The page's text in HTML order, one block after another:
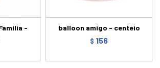
-
balloon amigo - centeio
$ 156